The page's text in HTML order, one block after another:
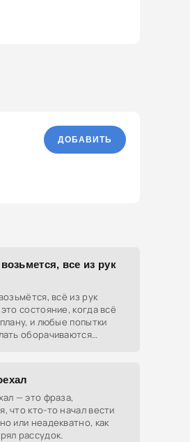
ДОБАВИТЬ
все из рук
всё из рук
состояние, когда всё
и любые попытки
оборачиваются
— это фраза,
что кто-то начал вести
или неадекватно, как
рассудок.